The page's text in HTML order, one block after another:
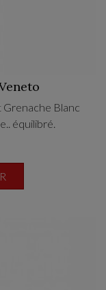
Grenache Blanc
équilibré.